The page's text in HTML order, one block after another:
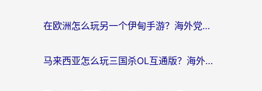
在欧洲怎么玩另一个伊甸手游？海外党亲测有效的国服游戏加速指南
马来西亚怎么玩三国杀OL互通版？海外党必看的国服游戏加速器避坑指南